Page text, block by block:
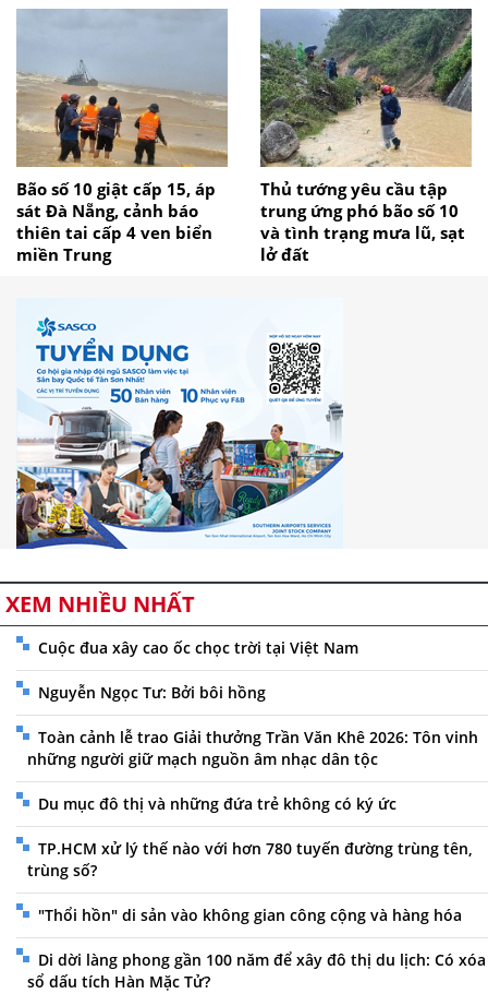
Bão số 10 giật cấp 15, áp
sát Đà Nẵng, cảnh báo
thiên tai cấp 4 ven biển
miền Trung
Thủ tướng yêu cầu tập
trung ứng phó bão số 10
và tình trạng mưa lũ, sạt
lở đất
XEM NHIỀU NHẤT
Cuộc đua xây cao ốc chọc trời tại Việt Nam
Nguyễn Ngọc Tư: Bởi bôi hồng
Toàn cảnh lễ trao Giải thưởng Trần Văn Khê 2026: Tôn vinh
những người giữ mạch nguồn âm nhạc dân tộc
Du mục đô thị và những đứa trẻ không có ký ức
TP.HCM xử lý thế nào với hơn 780 tuyến đường trùng tên,
trùng số?
"Thổi hồn" di sản vào không gian công cộng và hàng hóa
Di dời làng phong gần 100 năm để xây đô thị du lịch: Có xóa
sổ dấu tích Hàn Mặc Tử?